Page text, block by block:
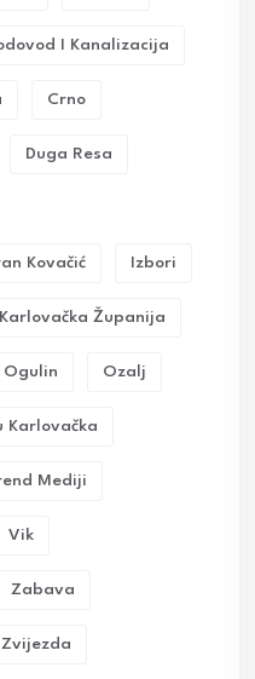
I Kanalizacija
Crno
Duga Resa
Kovačić Izbori
Karlovačka Županija
Ogulin Ozalj
Karlovačka
Mediji
Vik
Zabava
Zvijezda